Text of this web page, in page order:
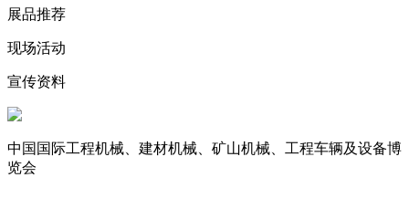
展品推荐
现场活动
宣传资料
中国国际工程机械、建材机械、矿山机械、工程车辆及设备博
览会